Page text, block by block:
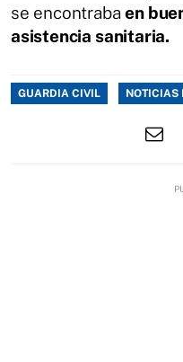
se encontrabaen
asistencia sanitaria.
GUARDIA CIVIL NOTICIAS